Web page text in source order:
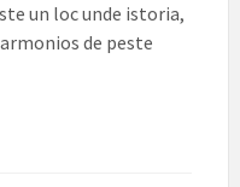
un loc unde istoria,
de peste